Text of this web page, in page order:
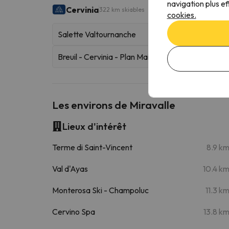
Cervinia322 km skiables
Salette Valtournanche
Breuil - Cervinia - Plan Maison
Les environs de Miravalle
Lieux d'intérêt
Terme di Saint-Vincent 8.9 km
Val d'Ayas 10.4 km
Monterosa Ski - Champoluc 11.3 km
Cervino Spa 13.8 km
navigation plus
cookies.